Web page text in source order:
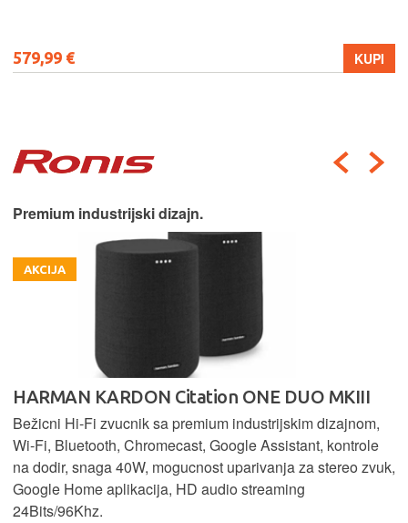
579,99 € KUPI
Premium industrijski dizajn.
AKCIJA
HARMAN KARDON Citation ONE DUO MKIII
Bežicni Hi-Fi zvucnik sa premium industrijskim dizajnom,
Wi-Fi, Bluetooth, Chromecast, Google Assistant, kontrole
na dodir, snaga 40W, mogucnost uparivanja za stereo zvuk,
Google Home aplikacija, HD audio streaming
24Bits/96Khz.